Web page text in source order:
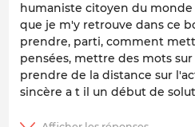
humaniste citoyen du
que je m'y retrouve dans ce
prendre, parti, comment
pensées, mettre des mots
prendre de la distance sur
sincère a t il un début de